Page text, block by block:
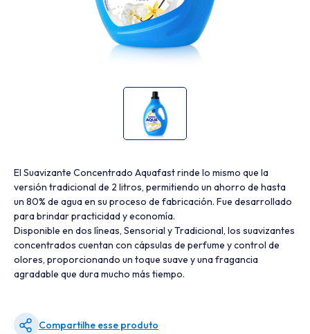
El Suavizante Concentrado Aquafast rinde lo mismo que la
versión tradicional de 2 litros, permitiendo un ahorro de hasta
un 80% de agua en su proceso de fabricación. Fue desarrollado
para brindar practicidad y economía.
Disponible en dos líneas, Sensorial y Tradicional, los suavizantes
concentrados cuentan con cápsulas de perfume y control de
olores, proporcionando un toque suave y una fragancia
agradable que dura mucho más tiempo.
Compartilhe esse produto